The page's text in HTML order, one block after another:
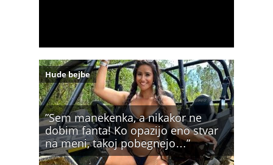
”Sem manekenka, a nikakor ne
dobim fanta! Ko opazijo eno stvar
na meni, takoj pobegnejo…”
Hude bejbe